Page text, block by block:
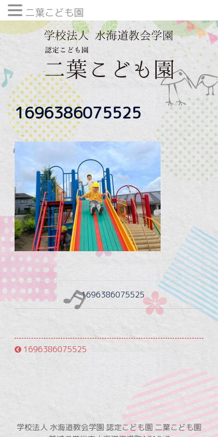
容
を
キ
ッ
1696386075525
投
稿
ナ
ゲ
ー
シ
1696386075525
1696386075525
学校法人 水海道教会学園 認定こども園 二葉こども園
二葉こども園